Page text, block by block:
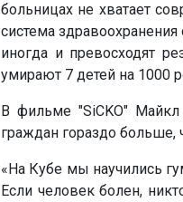
больницах не хватает
система
иногда и превосходят
умирают 7 детей на 1000
В фильме "SiCKO" Майкл
граждан гораздо
«На Кубе мы научились
Если человек болен,